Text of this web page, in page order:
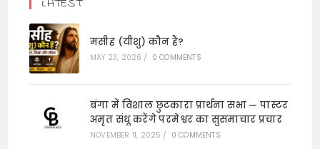
LATEST
मसीह (यीशु) कौन हैं?
MAY 23, 2026 / 0 COMMENTS
बंगा में विशाल छुटकारा प्रार्थना सभा — पास्टर
अमृत संधू करेंगे परमेश्वर का सुसमाचार प्रचार
NOVEMBER 11, 2025 / 0 COMMENTS